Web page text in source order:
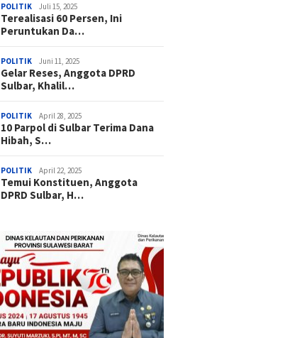
POLITIK Juli 15, 2025
Terealisasi 60 Persen, Ini
Peruntukan Da…
POLITIK Juni 11, 2025
Gelar Reses, Anggota DPRD
Sulbar, Khalil…
POLITIK April 28, 2025
10 Parpol di Sulbar Terima Dana
Hibah, S…
POLITIK April 22, 2025
Temui Konstituen, Anggota
DPRD Sulbar, H…